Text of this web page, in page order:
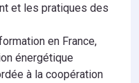
et les pratiques des
en France,
énergétique
à la coopération